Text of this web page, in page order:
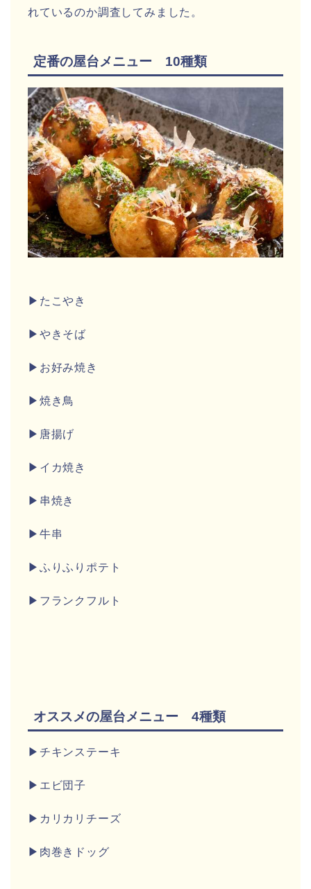
れているのか調査してみました。
定番の屋台メニュー 10種類
▶たこやき
▶やきそば
▶お好み焼き
▶焼き鳥
▶唐揚げ
▶イカ焼き
▶串焼き
▶牛串
▶ふりふりポテト
▶フランクフルト
オススメの屋台メニュー 4種類
▶チキンステーキ
▶エビ団子
▶カリカリチーズ
▶肉巻きドッグ